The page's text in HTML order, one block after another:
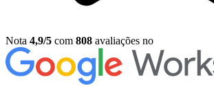
Nota 4,9/5 com 808 avaliações no